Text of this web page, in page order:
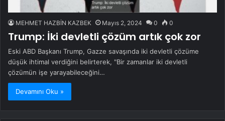
MEHMET HAZBİN KAZBEK Mayıs 2, 2024 0 0
Trump: İki devletli çözüm artık çok zor
Eski ABD Başkanı Trump, Gazze savaşında iki devletli çözüme
düşük ihtimal verdiğini belirterek, "Bir zamanlar iki devletli
çözümün işe yarayabileceğini…
Devamını Oku »